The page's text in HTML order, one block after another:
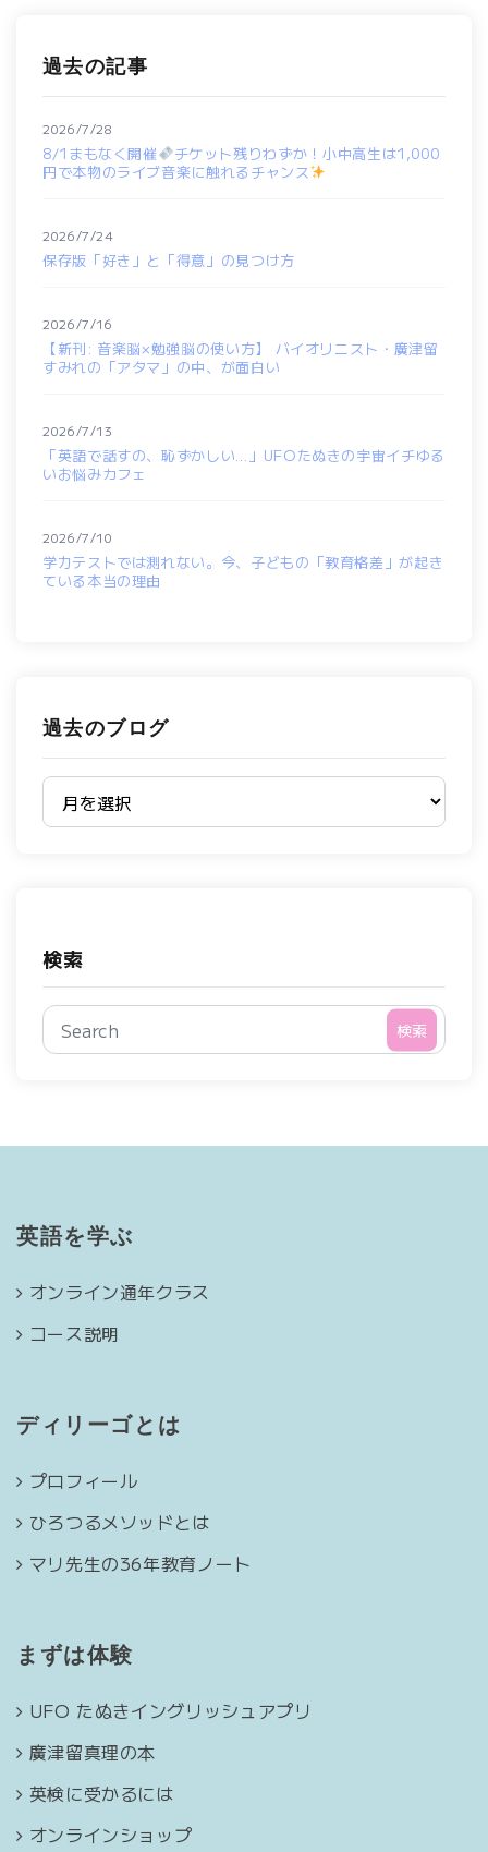
過去の記事
8/1まもなく開催
チケット残りわずか！小中高生は1,000
円で本物のライブ音楽に触れるチャンス
2026/7/28
保存版「好き」と「得意」の見つけ方
2026/7/24
【新刊: 音楽脳×勉強脳の使い方】 バイオリニスト・廣津留
すみれの「アタマ」の中、が面白い
2026/7/16
「英語で話すの、恥ずかしい…」UFOたぬきの宇宙イチゆる
いお悩みカフェ
2026/7/13
学力テストでは測れない。今、子どもの「教育格差」が起き
ている本当の理由
2026/7/10
過去のブログ
過去のブログ
検索
検索
英語を学ぶ
オンライン通年クラス
コース説明
ディリーゴとは
プロフィール
ひろつるメソッドとは
マリ先生の36年教育ノート
まずは体験
UFO たぬきイングリッシュアプリ
廣津留真理の本
英検に受かるには
オンラインショップ